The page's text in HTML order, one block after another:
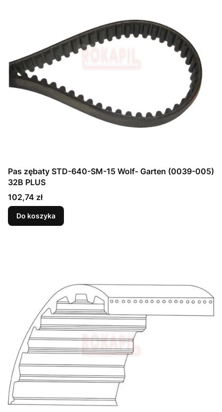
Pas zębaty STD-640-SM-15 Wolf- Garten (0039-005)
32B PLUS
Cena
102,74 zł
Do koszyka